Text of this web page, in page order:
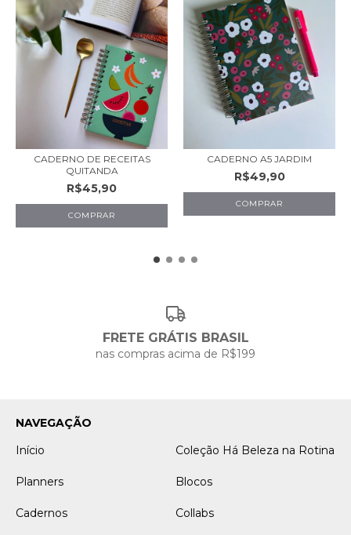
CADERNO DE RECEITAS
QUITANDA
R$45,90
CADERNO A5 JARDIM
R$49,90
COMPRAR
FRETE GRÁTIS BRASIL
nas compras acima de R$199
NAVEGAÇÃO
Início
Coleção Há Beleza na Rotina
Planners Blocos
Cadernos Collabs